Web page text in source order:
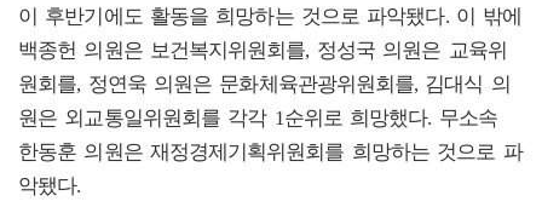
이 후반기에도 활동을 희망하는 것으로 파악됐다. 이 밖에
백종헌 의원은 보건복지위원회를, 정성국 의원은 교육위
원회를, 정연욱 의원은 문화체육관광위원회를, 김대식 의
원은 외교통일위원회를 각각 1순위로 희망했다. 무소속
한동훈 의원은 재정경제기획위원회를 희망하는 것으로 파
악됐다.